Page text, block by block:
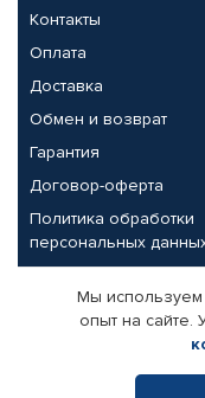
Контакты
Оплата
Доставка
Обмен и возврат
Гарантия
Договор-оферта
Политика обработки
персональных
Партнерам
Корпоративным
Поставщикам
Мы
опыт на